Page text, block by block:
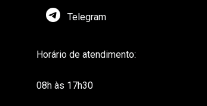
Telegram
Horário de atendimento:
08h às 17h30